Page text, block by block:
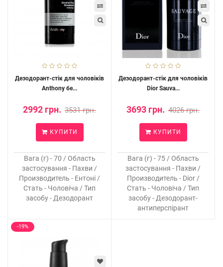
Дезодорант-стік для чоловіків
Anthony бе...
2992 грн. 3531 грн.
КУПИТИ
Вага (г) - 70 / Область
застосування - Пахви /
Производитель - Ентоні /
Стать - Чоловіча / Тип
засобу - Дезодорант
Дезодорант-стік для чоловіків
Dior Sauva...
3693 грн. 4026 грн.
КУПИТИ
Вага (г) - 75 / Область
застосування - Пахви /
Производитель - Dior /
Стать - Чоловіча / Тип
засобу - Дезодорант-
антиперспірант
-19%